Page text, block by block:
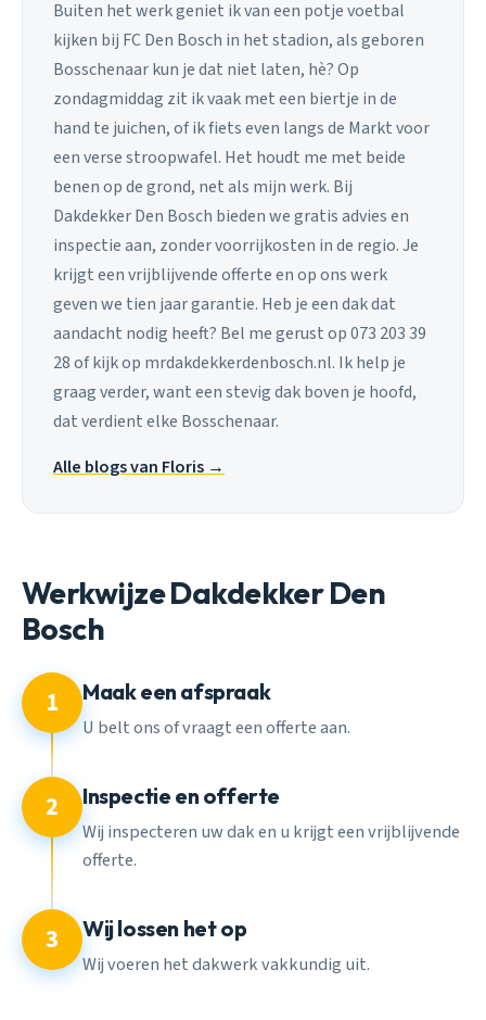
Buiten het werk geniet ik van een potje voetbal
kijken bij FC Den Bosch in het stadion, als geboren
Bosschenaar kun je dat niet laten, hè? Op
zondagmiddag zit ik vaak met een biertje in de
hand te juichen, of ik fiets even langs de Markt voor
een verse stroopwafel. Het houdt me met beide
benen op de grond, net als mijn werk. Bij
Dakdekker Den Bosch bieden we gratis advies en
inspectie aan, zonder voorrijkosten in de regio. Je
krijgt een vrijblijvende offerte en op ons werk
geven we tien jaar garantie. Heb je een dak dat
aandacht nodig heeft? Bel me gerust op 073 203 39
28 of kijk op mrdakdekkerdenbosch.nl. Ik help je
graag verder, want een stevig dak boven je hoofd,
dat verdient elke Bosschenaar.
Alle blogs van Floris →
Werkwijze Dakdekker Den
Bosch
1 Maak een afspraak
U belt ons of vraagt een offerte aan.
2 Inspectie en offerte
Wij inspecteren uw dak en u krijgt een vrijblijvende
offerte.
3 Wij lossen het op
Wij voeren het dakwerk vakkundig uit.